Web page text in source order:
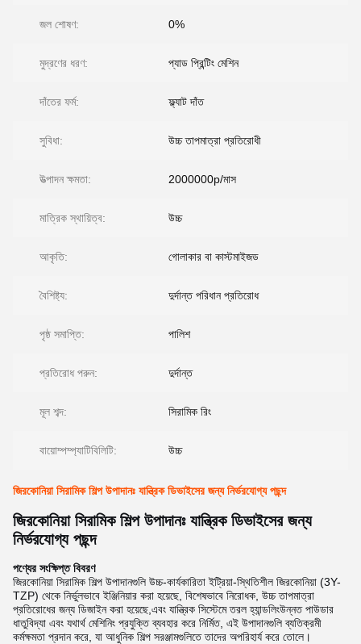
জল শোষণ: 0%
মুদ্রণের ধরণ: প্যাড প্রিন্টিং মেশিন
দাঁতের ফর্ম: ফ্ল্যাট দাঁত
সুবিধা: উচ্চ তাপমাত্রা প্রতিরোধী
উত্পাদন ক্ষমতা: 2000000p/মাস
মাত্রিক স্থায়িত্ব: উচ্চ
আকৃতি: গোলাকার বা কাস্টমাইজড
বৈশিষ্ট্য: দুর্দান্ত পরিধান প্রতিরোধ
পৃষ্ঠ সমাপ্তি: পালিশ
প্রতিরোধ পরুন: দুর্দান্ত
মূল শব্দ: সিরামিক রিং
বায়োম্পম্প্যাটিবিলিটি: উচ্চ
জিরকোনিয়া সিরামিক শিল্প উপাদানঃ যান্ত্রিক ডিভাইসের জন্য নির্ভরযোগ্য পছন্দ
জিরকোনিয়া সিরামিক শিল্প উপাদানঃ যান্ত্রিক ডিভাইসের জন্য
নির্ভরযোগ্য পছন্দ
পণ্যের সংক্ষিপ্ত বিবরণ
জিরকোনিয়া সিরামিক শিল্প উপাদানগুলি উচ্চ-কার্যকারিতা ইট্রিয়া-স্থিতিশীল জিরকোনিয়া (3Y-
TZP) থেকে নির্ভুলভাবে ইঞ্জিনিয়ার করা হয়েছে, বিশেষভাবে নিরোধক, উচ্চ তাপমাত্রা
প্রতিরোধের জন্য ডিজাইন করা হয়েছে,এবং যান্ত্রিক সিস্টেমে তরল হ্যান্ডলিংউন্নত পাউডার
ধাতুবিদ্যা এবং যথার্থ মেশিনিং প্রযুক্তি ব্যবহার করে নির্মিত, এই উপাদানগুলি ব্যতিক্রমী
কর্মক্ষমতা প্রদান করে, যা আধুনিক শিল্প সরঞ্জামগুলিতে তাদের অপরিহার্য করে তোলে।